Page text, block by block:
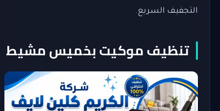
التجفيف السريع.
تنظيف موكيت بخميس مشيط